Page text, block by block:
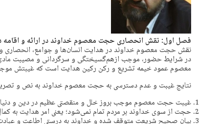
فصل اول: نقش انحصاری حجت معصوم خداوند در ارائه و اقامه
نقش حجت معصوم خداوند در هدایت انسان‌ها و جوامع، انحصاری
در شرایط حضور، موجب ازهم‌گسیختگی و سرگردانی و مصیبت
معصوم عمود خیمه تشریع و رکن رکین هدایت است که غیبتش
نتایج غیبت و عدم دسترسی به حجت معصوم خداوند به نص و
غیبت حجت معصوم موجب بروز خلل و منقصتی عظیم در دین و
حجت از سوی خداوند بر مردم تمام نمی‌شود؛ یعنی امر هدایت به